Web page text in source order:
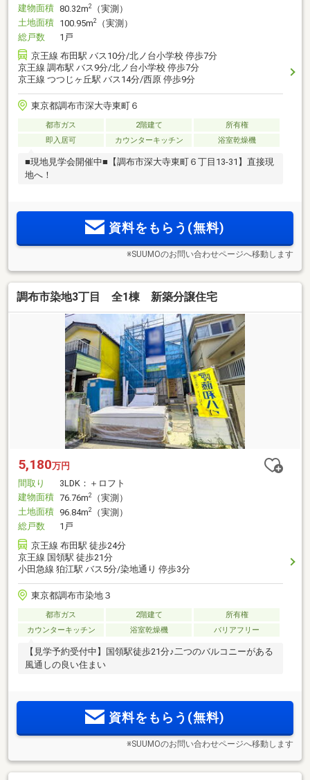
建物面積 80.32m2
（実測）
土地面積 100.95m2
（実測）
総戸数
1戸
京王線 布田駅 バス10分/北ノ台小学校 停歩7分
京王線 調布駅 バス9分/北ノ台小学校 停歩7分
京王線 つつじヶ丘駅 バス14分/西原 停歩9分
東京都調布市深大寺東町６
都市ガス 2階建て
所有権
即入居可
カウンターキッチン 浴室乾燥機
■現地見学会開催中■【調布市深大寺東町６丁目13‐31】直接現
地へ！
資料をもらう(無料)
※SUUMOのお問い合わせページへ移動します
調布市染地3丁目 全1棟 新築分譲住宅
5,180万円
間取り
3LDK：＋ロフト
建物面積 76.76m2
（実測）
土地面積 96.84m2
（実測）
総戸数
1戸
京王線 布田駅 徒歩24分
京王線 国領駅 徒歩21分
小田急線 狛江駅 バス5分/染地通り 停歩3分
東京都調布市染地３
都市ガス 2階建て
所有権
カウンターキッチン
浴室乾燥機 バリアフリー
【見学予約受付中】国領駅徒歩21分♪二つのバルコニーがある
風通しの良い住まい
資料をもらう(無料)
※SUUMOのお問い合わせページへ移動します